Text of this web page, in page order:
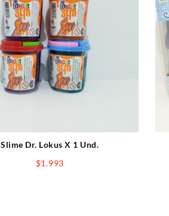
Slime Dr. Lokus X 1 Und.
$1.993